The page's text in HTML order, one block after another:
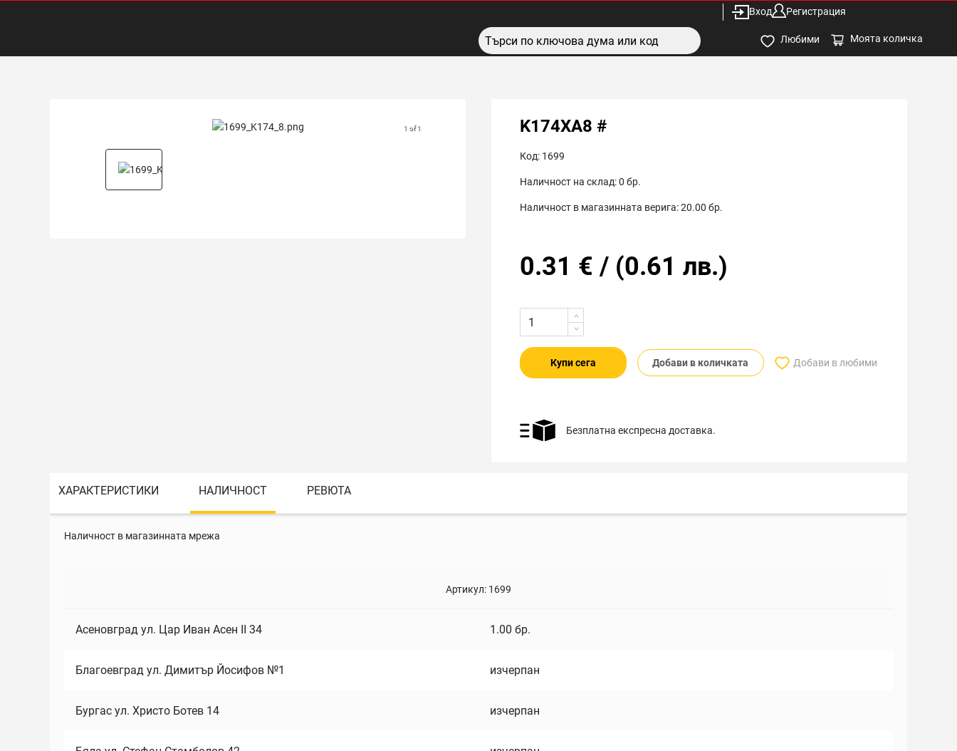
Вход Регистрация
Любими Моята количка
1 of 1 K174ХА8 #
Код: 1699
Наличност на склад:0 бр.
Наличност в магазинната верига:20.00 бр.
0.31 € / (0.61 лв.)
Купи сега Добави в количката Добави в любими
Безплатна експресна доставка.
ХАРАКТЕРИСТИКИ НАЛИЧНОСТ РЕВЮТА
Наличност в магазинната мрежа
Артикул: 1699
Асеновград ул. Цар Иван Асен II 34 1.00 бр.
Благоевград ул. Димитър Йосифов №1 изчерпан
Бургас ул. Христо Ботев 14 изчерпан